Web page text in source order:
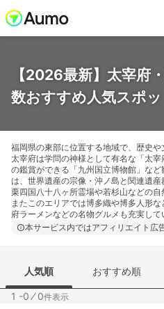
【2026最新】太宰府
数おすすめ人気スポ
福岡県の東部に位置する地域で、歴史や
太宰府は学問の神様として有名な「太
の鑑賞ができる「九州国立博物館」な
は、世界遺産の宗像・沖ノ島と関連遺
栗四国八十八ヶ所霊場や若杉山などの自
またこのエリアでは博多織や博多人形
府ラーメンなどの名物グルメも充実して
本サービス内ではアフィリエイト広
人気順 おすすめ順
1 -0 ⁄0件表示